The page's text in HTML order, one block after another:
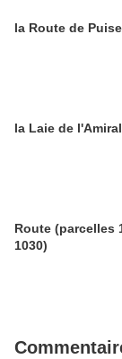
la Route de
la Laie de l'Amiral
Route (parcelles
1030)